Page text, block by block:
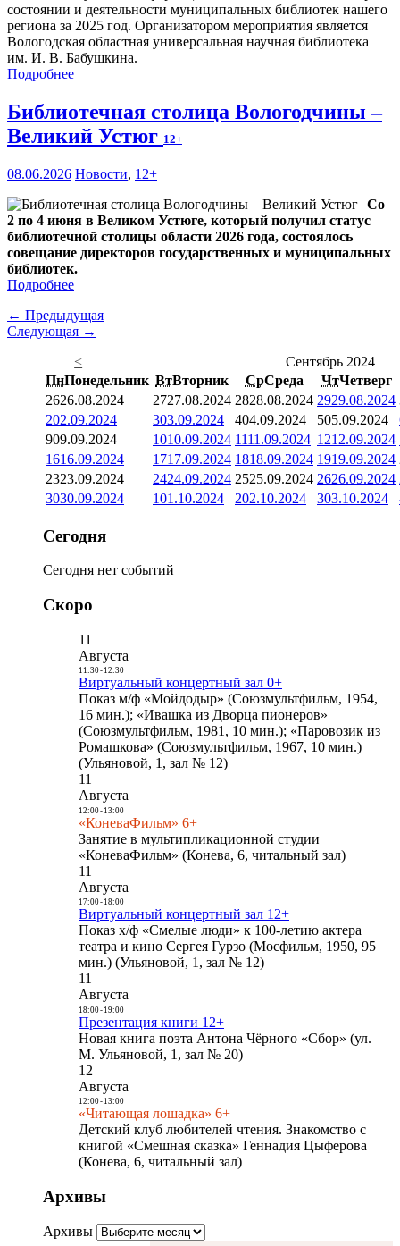
состоянии и деятельности муниципальных библиотек нашего
региона за 2025 год. Организатором мероприятия является
Вологодская областная универсальная научная библиотека
им. И. В. Бабушкина.
Подробнее
Библиотечная столица Вологодчины –
Великий Устюг 12+
08.06.2026 Новости, 12+
Со
2 по 4 июня в Великом Устюге, который получил статус
библиотечной столицы области 2026 года, состоялось
совещание директоров государственных и муниципальных
библиотек.
Подробнее
← Предыдущая
Следующая →
<
Сентябрь 2024
ПнПонедельник ВтВторник СрСреда ЧтЧетверг
2626.08.2024 2727.08.2024 2828.08.2024 2929.08.2024
202.09.2024 303.09.2024 404.09.2024 505.09.2024
909.09.2024 1010.09.2024 1111.09.2024 1212.09.2024
1616.09.2024 1717.09.2024 1818.09.2024 1919.09.2024
2323.09.2024 2424.09.2024 2525.09.2024 2626.09.2024
3030.09.2024 101.10.2024 202.10.2024 303.10.2024
Сегодня
Сегодня нет событий
Скоро
11
Августа
11:30- 12:30
Виртуальный концертный зал 0+
Показ м/ф «Мойдодыр» (Союзмультфильм, 1954,
16 мин.); «Ивашка из Дворца пионеров»
(Союзмультфильм, 1981, 10 мин.); «Паровозик из
Ромашкова» (Союзмультфильм, 1967, 10 мин.)
(Ульяновой, 1, зал № 12)
11
Августа
12:00- 13:00
«КоневаФильм» 6+
Занятие в мультипликационной студии
«КоневаФильм» (Конева, 6, читальный зал)
11
Августа
17:00- 18:00
Виртуальный концертный зал 12+
Показ х/ф «Смелые люди» к 100-летию актера
театра и кино Сергея Гурзо (Мосфильм, 1950, 95
мин.) (Ульяновой, 1, зал № 12)
11
Августа
18:00- 19:00
Презентация книги 12+
Новая книга поэта Антона Чёрного «Сбор» (ул.
М. Ульяновой, 1, зал № 20)
12
Августа
12:00- 13:00
«Читающая лошадка» 6+
Детский клуб любителей чтения. Знакомство с
книгой «Смешная сказка» Геннадия Цыферова
(Конева, 6, читальный зал)
Архивы
Архивы